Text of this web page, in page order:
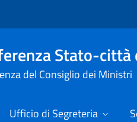
Stato-
del Consiglio dei Ministri
Ufficio di Segreteria